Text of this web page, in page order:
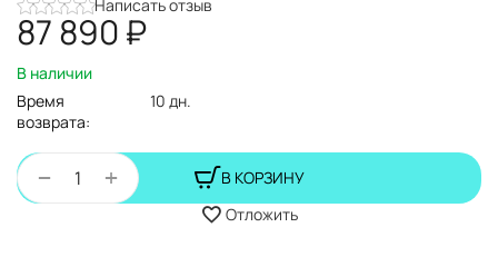
Написать отзыв
87 890₽
В наличии
Время
возврата:
10 дн.
+
−
В КОРЗИНУ
Отложить